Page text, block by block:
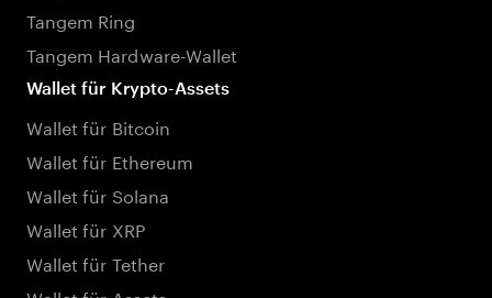
Tangem Ring
Tangem Hardware-Wallet
Wallet für Krypto-Assets
Wallet für Bitcoin
Wallet für Ethereum
Wallet für Solana
Wallet für XRP
Wallet für Tether